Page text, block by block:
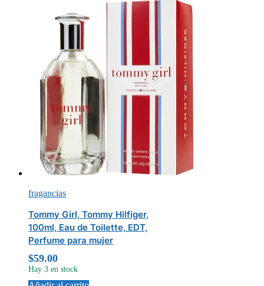
fragancias
Tommy Girl, Tommy Hilfiger,
100ml, Eau de Toilette, EDT,
Perfume para mujer
$59.00
Hay 3 en stock